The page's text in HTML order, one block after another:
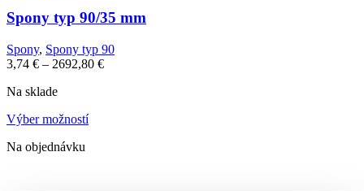
Spony typ 90/35 mm
Spony, Spony typ 90
3,74 € – 2692,80 €
Na sklade
Výber možností
Na objednávku